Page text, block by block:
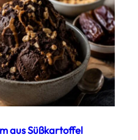
aus Süßkartoffel